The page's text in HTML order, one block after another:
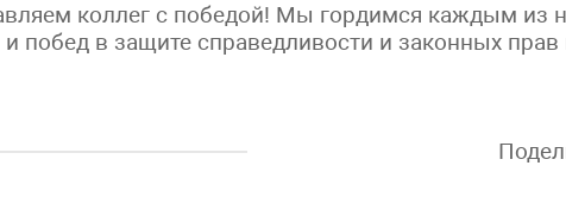
коллег с победой! Мы гордимся каждым из
побед в защите справедливости и законных прав